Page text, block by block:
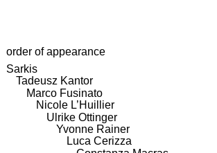
order of appearance
Sarkis
Tadeusz Kantor
Marco Fusinato
Nicole L’Huillier
Ulrike Ottinger
Yvonne Rainer
Luca Cerizza